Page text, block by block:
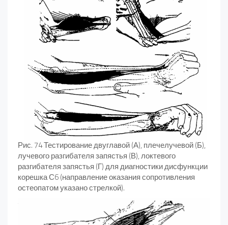
Рис. 74 Тестирование двуглавой (А), плечелучевой (Б),
лучевого разгибателя запястья (В), локтевого
разгибателя запястья (Г) для диагностики дисфункции
корешка С6 (направление оказания сопротивления
остеопатом указано стрелкой).